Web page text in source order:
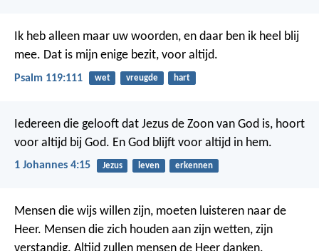
Ik heb alleen maar uw woorden, en daar ben ik heel blij
mee. Dat is mijn enige bezit, voor altijd.
Psalm 119:111 wet vreugde hart
Iedereen die gelooft dat Jezus de Zoon van God is, hoort
voor altijd bij God. En God blijft voor altijd in hem.
1 Johannes 4:15 Jezus leven erkennen
Mensen die wijs willen zijn, moeten luisteren naar de
Heer. Mensen die zich houden aan zijn wetten, zijn